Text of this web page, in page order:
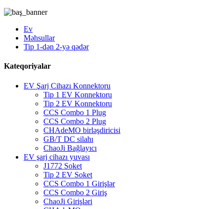
Ev
Məhsullar
Tip 1-dən 2-yə qədər
Kateqoriyalar
EV Şarj Cihazı Konnektoru
Tip 1 EV Konnektoru
Tip 2 EV Konnektoru
CCS Combo 1 Plug
CCS Combo 2 Plug
CHAdeMO birləşdiricisi
GB/T DC silahı
ChaoJi Bağlayıcı
EV şarj cihazı yuvası
J1772 Soket
Tip 2 EV Soket
CCS Combo 1 Girişlər
CCS Combo 2 Giriş
ChaoJi Girişləri